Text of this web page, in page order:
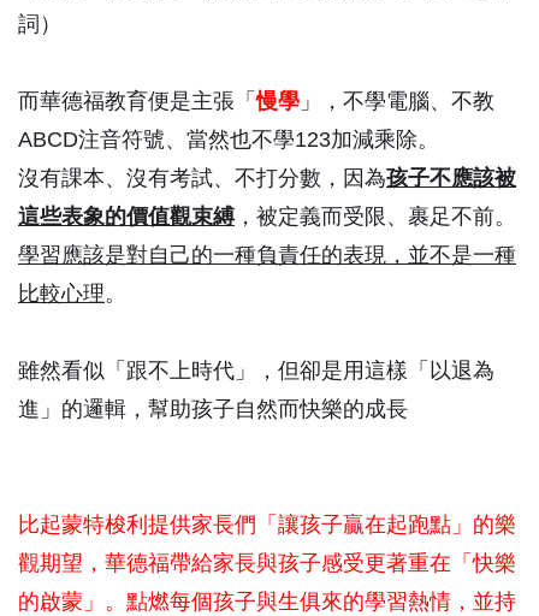
詞）
而華德福教育便是主張「慢學 」，不學電腦、不教
ABCD注音符號、當然也不學123加減乘除。
沒有課本、沒有考試、不打分數，因為孩子不應該被
這些表象的價值觀束縛，被定義而受限、裹足不前。
學習應該是對自己的一種負責任的表現，並不是一種
比較心理。
雖然看似「跟不上時代」，但卻是用這樣「以退為
進」的邏輯，幫助孩子自然而快樂的成長
比起蒙特梭利提供家長們「讓孩子贏在起跑點」的樂
觀期望，華德福帶給家長與孩子感受更著重在「快樂
的啟蒙」。點燃每個孩子與生俱來的學習熱情，並持